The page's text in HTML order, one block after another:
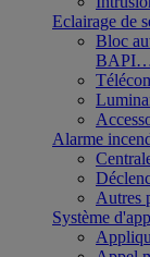
Eclairage de
Bloc
Alarme
Autres
Système